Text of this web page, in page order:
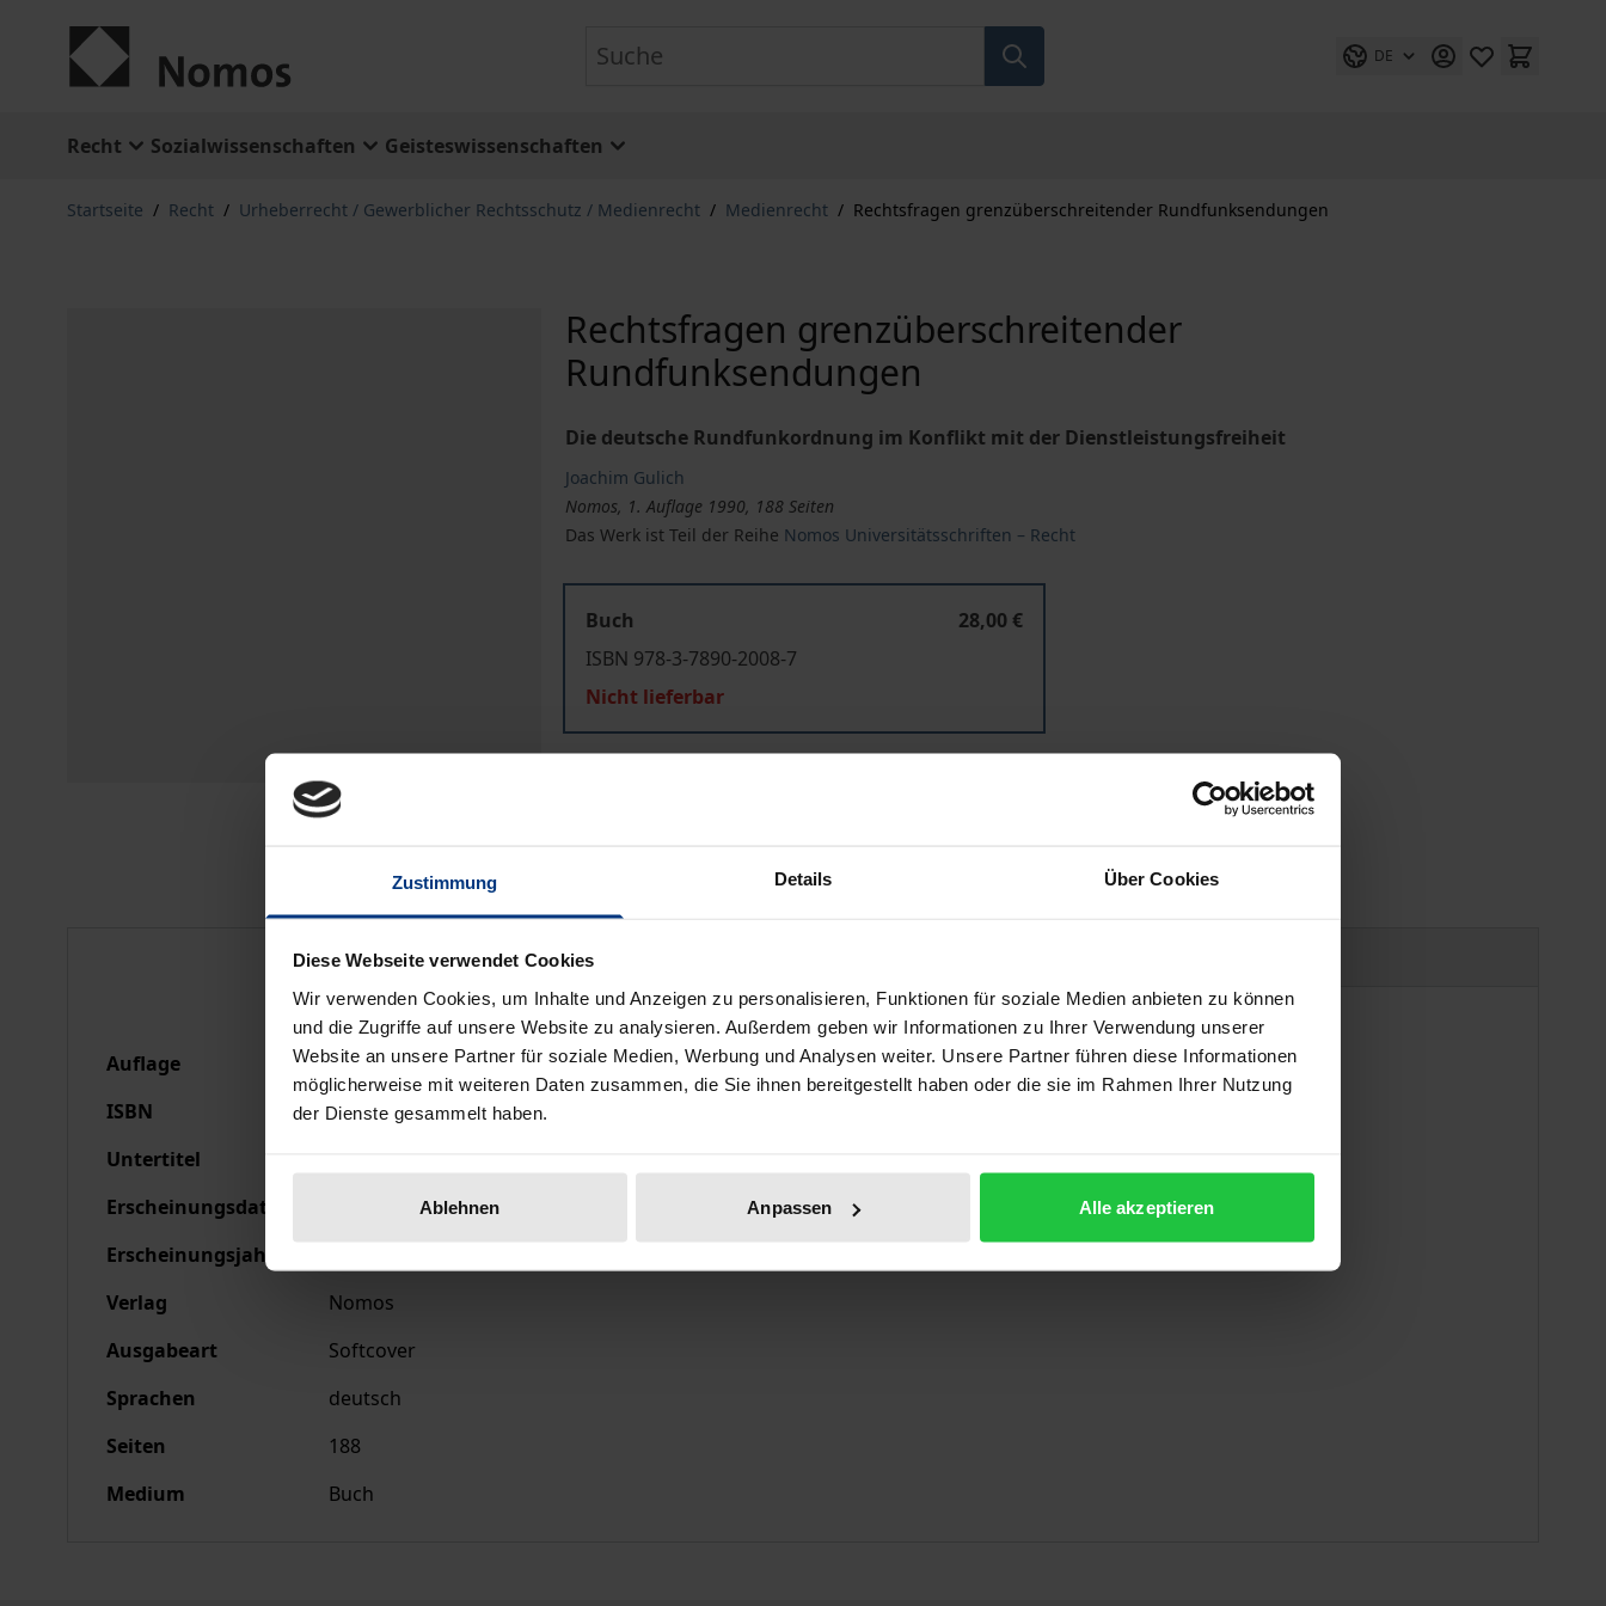
Zustimmung Details Über Cookies
Diese Webseite verwendet Cookies
Wir verwenden Cookies, um Inhalte und Anzeigen zu personalisieren, Funktionen für soziale Medien anbieten zu können
und die Zugriffe auf unsere Website zu analysieren. Außerdem geben wir Informationen zu Ihrer Verwendung unserer
Website an unsere Partner für soziale Medien, Werbung und Analysen weiter. Unsere Partner führen diese Informationen
möglicherweise mit weiteren Daten zusammen, die Sie ihnen bereitgestellt haben oder die sie im Rahmen Ihrer Nutzung
der Dienste gesammelt haben.
Ablehnen Anpassen Alle akzeptieren
DE
Recht Sozialwissenschaften Geisteswissenschaften
Startseite / Recht / Urheberrecht / Gewerblicher Rechtsschutz / Medienrecht / Medienrecht / Rechtsfragen grenzüberschreitender Rundfunksendungen
Rechtsfragen grenzüberschreitender
Rundfunksendungen
Die deutsche Rundfunkordnung im Konflikt mit der Dienstleistungsfreiheit
Joachim Gulich
Nomos, 1. Auflage 1990, 188 Seiten
Das Werk ist Teil der Reihe Nomos Universitätsschriften – Recht
Buch
28,00 €
ISBN 978-3-7890-2008-7
Nicht lieferbar
Bibliografische Angaben
Auflage
1
ISBN
978-3-7890-2008-7
Untertitel
Erscheinungsdatum
26.04.1990
Erscheinungsjahr
Verlag
Nomos
Ausgabeart
Softcover
Sprachen
deutsch
Seiten
188
Medium
Buch